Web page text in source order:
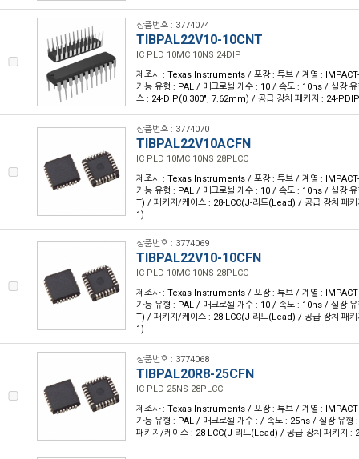
상품번호 : 3774074
TIBPAL22V10-10CNT
IC PLD 10MC 10NS 24DIP
제조사 : Texas Instruments / 포장 : 튜브 / 계열 :
가능 유형 : PAL / 매크로셀 개수 : 10 / 속도 : 10ns / 실장
스 : 24-DIP(0.300", 7.62mm) / 공급 장치 패키지 : 24-PDIP
상품번호 : 3774070
TIBPAL22V10ACFN
IC PLD 10MC 10NS 28PLCC
제조사 : Texas Instruments / 포장 : 튜브 / 계열 :
가능 유형 : PAL / 매크로셀 개수 : 10 / 속도 : 10ns / 실장
T) / 패키지/케이스 : 28-LCC(J-리드(Lead) / 공급 장치 패
1)
상품번호 : 3774069
TIBPAL22V10-10CFN
IC PLD 10MC 10NS 28PLCC
제조사 : Texas Instruments / 포장 : 튜브 / 계열 :
가능 유형 : PAL / 매크로셀 개수 : 10 / 속도 : 10ns / 실장
T) / 패키지/케이스 : 28-LCC(J-리드(Lead) / 공급 장치 패
1)
상품번호 : 3774068
TIBPAL20R8-25CFN
IC PLD 25NS 28PLCC
제조사 : Texas Instruments / 포장 : 튜브 / 계열 :
가능 유형 : PAL / 매크로셀 개수 : / 속도 : 25ns / 실장 유형
패키지/케이스 : 28-LCC(J-리드(Lead) / 공급 장치 패키지 :